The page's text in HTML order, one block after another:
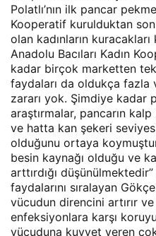
Polatlı’nın ilk pancar
Kooperatif kurulduktan
olan kadınların
Anadolu Bacıları Kadın
kadar birçok marketten
faydaları da oldukça fazla
zararı yok. Şimdiye kadar
araştırmalar, pancarın
ve hatta kan şekeri
olduğunu ortaya
besin kaynağı olduğu ve
arttırdığı
faydalarını sıralayan
vücudun direncini artırır
enfeksiyonlara karşı
vücuduna kuvvet veren